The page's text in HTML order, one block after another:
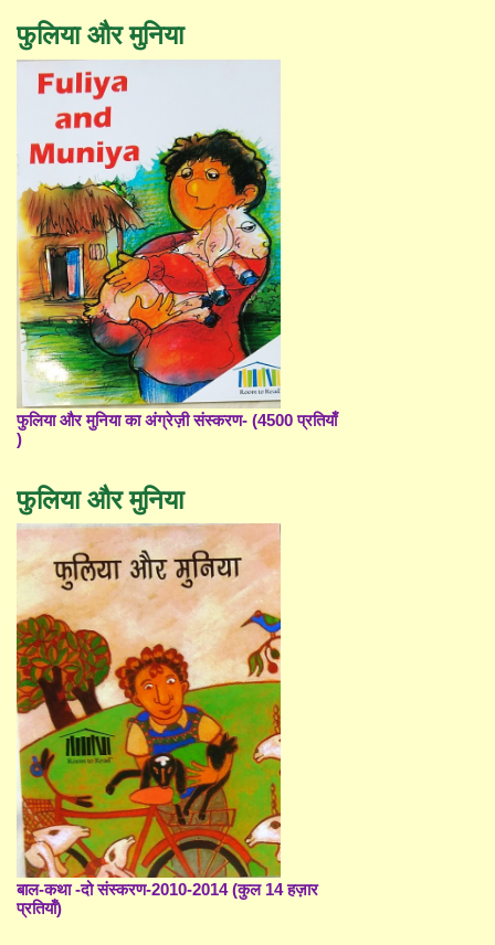
फुलिया और मुनिया
फुलिया और मुनिया का अंग्रेज़ी संस्करण- (4500 प्रतियाँ
)
फुलिया और मुनिया
बाल-कथा -दो संस्करण-2010-2014 (कुल 14 हज़ार
प्रतियाँ)